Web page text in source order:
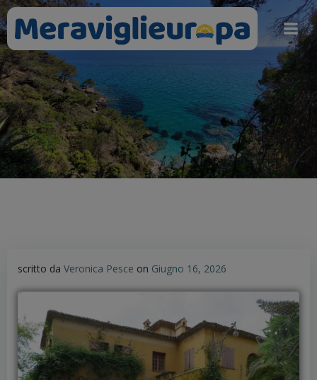
Vai
al
contenuto
scritto da Veronica Pesce on Giugno 16, 2026